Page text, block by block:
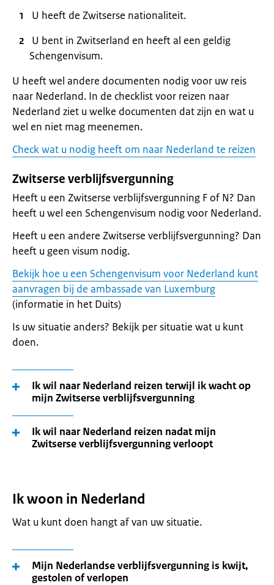
U heeft de Zwitserse nationaliteit.
U bent in Zwitserland en heeft al een geldig
Schengenvisum.
U heeft wel andere documenten nodig voor uw reis
naar Nederland. In de checklist voor reizen naar
Nederland ziet u welke documenten dat zijn en wat u
wel en niet mag meenemen.
Check wat u nodig heeft om naar Nederland te reizen
Zwitserse verblijfsvergunning
Heeft u een Zwitserse verblijfsvergunning F of N? Dan
heeft u wel een Schengenvisum nodig voor Nederland.
Heeft u een andere Zwitserse verblijfsvergunning? Dan
heeft u geen visum nodig.
Bekijk hoe u een Schengenvisum voor Nederland kunt
aanvragen bij de ambassade van Luxemburg
(informatie in het Duits)
Is uw situatie anders? Bekijk per situatie wat u kunt
doen.
Ik wil naar Nederland reizen terwijl ik wacht op
mijn Zwitserse verblijfsvergunning
Ik wil naar Nederland reizen nadat mijn
Zwitserse verblijfsvergunning verloopt
Ik woon in Nederland
Wat u kunt doen hangt af van uw situatie.
Mijn Nederlandse verblijfsvergunning is kwijt,
gestolen of verlopen